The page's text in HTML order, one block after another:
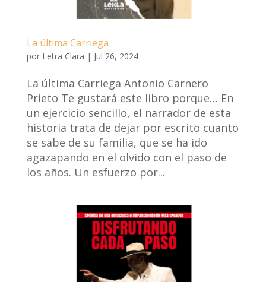
La última Carriega
por Letra Clara | Jul 26, 2024
La última Carriega Antonio Carnero
Prieto Te gustará este libro porque… En
un ejercicio sencillo, el narrador de esta
historia trata de dejar por escrito cuanto
se sabe de su familia, que se ha ido
agazapando en el olvido con el paso de
los años. Un esfuerzo por...